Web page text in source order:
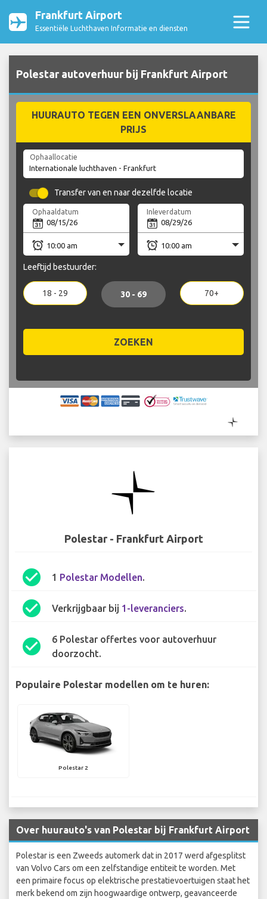
Frankfurt Airport
Essentiële Luchthaven Informatie en diensten
Polestar autoverhuur bij Frankfurt Airport
HUURAUTO TEGEN EEN ONVERSLAANBARE
PRIJS
Ophaallocatie
Transfer van en naar dezelfde locatie
Ophaaldatum Inleverdatum
Leeftijd bestuurder:
18 - 29 30 - 69 70+
ZOEKEN
Polestar - Frankfurt Airport
check_circle 1 Polestar Modellen.
check_circle Verkrijgbaar bij 1-leveranciers.
check_circle
6 Polestar offertes voor autoverhuur
doorzocht.
Populaire Polestar modellen om te huren:
Polestar 2
Over huurauto's van Polestar bij Frankfurt Airport
Polestar is een Zweeds automerk dat in 2017 werd afgesplitst
van Volvo Cars om een zelfstandige entiteit te worden. Met
een primaire focus op elektrische prestatievoertuigen staat het
merk bekend om zijn hoogwaardige ontwerp, geavanceerde